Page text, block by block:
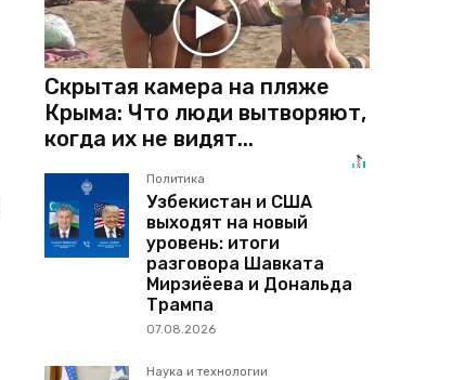
Скрытая камера на пляже
Крыма: Что люди вытворяют,
когда их не видят...
Политика
Узбекистан и США
выходят на новый
уровень: итоги
разговора Шавката
Мирзиёева и Дональда
Трампа
07.08.2026
Наука и технологии